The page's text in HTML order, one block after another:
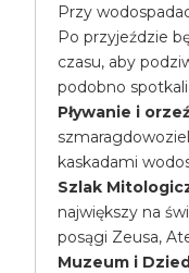
Przy
Po przyjeździe
czasu, aby
podobno
Pływanie i
kaskadami
Szlak
największy na
posągi Zeusa,
Muzeum i